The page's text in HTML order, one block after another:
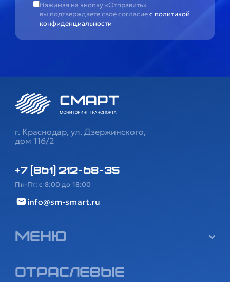
Нажимая на кнопку «Отправить»
вы подтверждаете своё согласиес политикой
конфиденциальности
г. Краснодар, ул. Дзержинского,
дом 116/2
+7 (861) 212-68-35
Пн-Пт: с 8:00 до 18:00
info@sm-smart.ru
Меню
Отраслевые